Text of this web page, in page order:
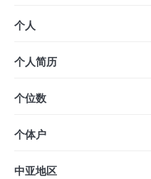
个人
个人简历
个位数
个体户
中亚地区